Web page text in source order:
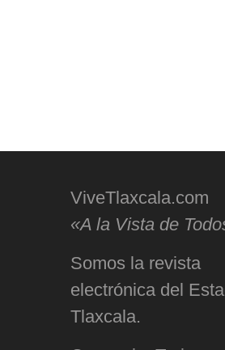
ViveTlaxcala.com
«A la Vista de
Somos la revista
electrónica del
Tlaxcala.